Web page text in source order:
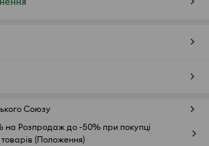
Союзу
на Розпродаж до -50% при покупці
(Положення)